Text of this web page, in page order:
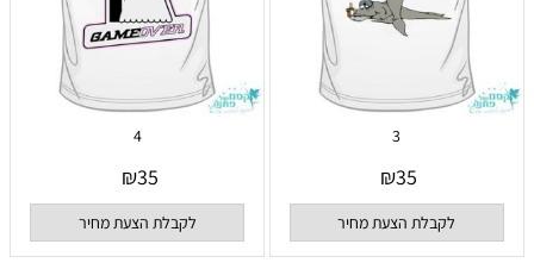
3
₪35
לקבלת הצעת מחיר
4
₪35
לקבלת הצעת מחיר